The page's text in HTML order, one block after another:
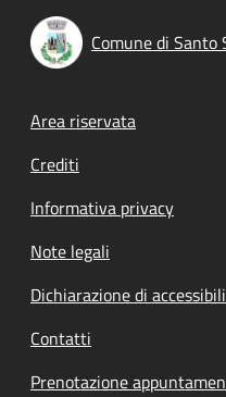
Comune di Santo
Footer menu
Area riservata
Crediti
Informativa privacy
Note legali
Dichiarazione di
Contatti
Prenotazione